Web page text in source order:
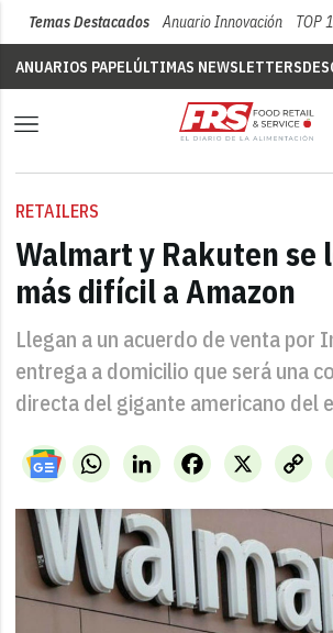
Temas Destacados Anuario Innovación TOP
ANUARIOS PAPELÚLTIMAS NEWSLETTERS
RETAILERS
Walmart y Rakuten se
más difícil a Amazon
Llegan a un acuerdo de venta por
entrega a domicilio que será una
directa del gigante americano del
WhatsAppLinkedIn X
Facebook